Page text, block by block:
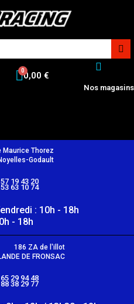
0,00 €
Nos magasins
Maurice Thorez
Godault
19 43 20
63 10 74
: 10h - 18h
- 18h
186 ZA de l'illot
DE FRONSAC
29 94 48
38 29 77